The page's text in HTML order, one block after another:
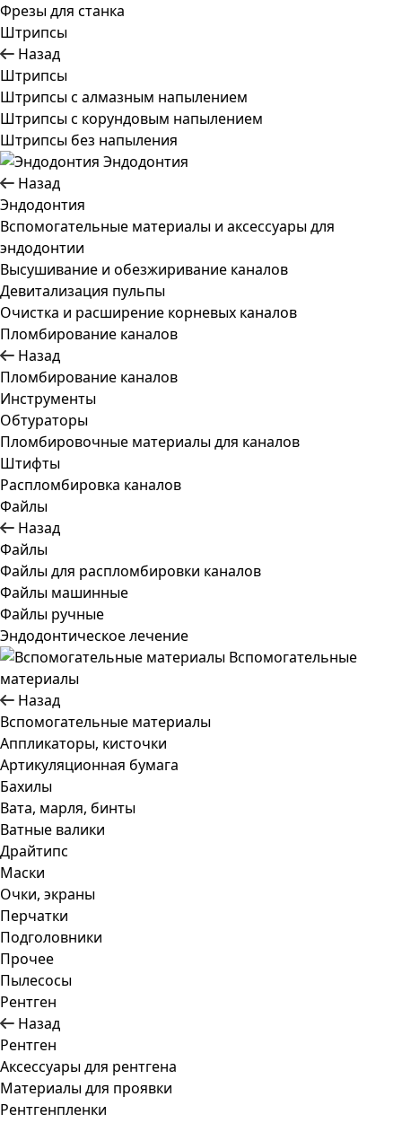
Фрезы для станка
Штрипсы
Назад
Штрипсы
Штрипсы c алмазным напылением
Штрипсы c корундовым напылением
Штрипсы без напыления
Эндодонтия
Назад
Эндодонтия
Вспомогательные материалы и аксессуары для
эндодонтии
Высушивание и обезжиривание каналов
Девитализация пульпы
Очистка и расширение корневых каналов
Пломбирование каналов
Назад
Пломбирование каналов
Инструменты
Обтураторы
Пломбировочные материалы для каналов
Штифты
Распломбировка каналов
Файлы
Назад
Файлы
Файлы для распломбировки каналов
Файлы машинные
Файлы ручные
Эндодонтическое лечение
Вспомогательные
материалы
Назад
Вспомогательные материалы
Аппликаторы, кисточки
Артикуляционная бумага
Бахилы
Вата, марля, бинты
Ватные валики
Драйтипс
Маски
Очки, экраны
Перчатки
Подголовники
Прочее
Пылесосы
Рентген
Назад
Рентген
Аксессуары для рентгена
Материалы для проявки
Рентгенпленки